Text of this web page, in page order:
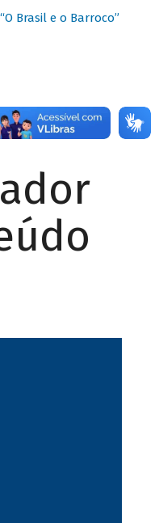
Brasil e o Barroco”